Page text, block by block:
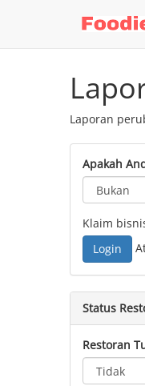
Laporan
Apakah
Klaim
Login
Status
Restoran